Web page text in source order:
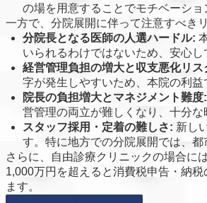
の場を用意することでモチベーシ
一方で、分院展開に伴って注意すべき
分院長となる医師の人選ハードル:
いられるわけではないため、安心
経営管理負担の増大と収支悪化リス
字が発生しやすいため、本院の利
院長の負担増大とマネジメント難度:
営管理の両立が難しくなり、十分
スタッフ採用・定着の難しさ: 新し
す。特に地方での分院展開では、
さらに、自由診療クリニックの場合に
1,000万円を超えると消費税申告・納
ます。